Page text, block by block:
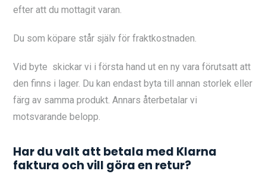
efter att du mottagit varan.
Du som köpare står själv för fraktkostnaden.
Vid byte skickar vi i första hand ut en ny vara förutsatt att
den finns i lager. Du kan endast byta till annan storlek eller
färg av samma produkt. Annars återbetalar vi
motsvarande belopp.
Har du valt att betala med Klarna
faktura och vill göra en retur?